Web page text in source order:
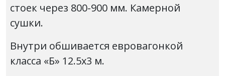
стоек через 800-900 мм. Камерной
сушки.
Внутри обшивается евровагонкой
класса «Б» 12.5х3 м.